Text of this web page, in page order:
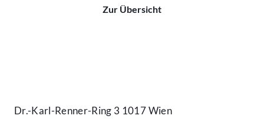
Zur Übersicht
Dr.-Karl-Renner-Ring 3 1017 Wien